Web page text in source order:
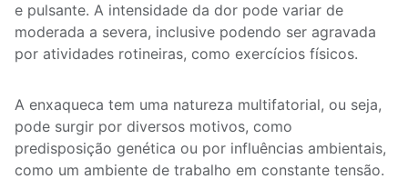
e pulsante. A intensidade da dor pode variar de
moderada a severa, inclusive podendo ser agravada
por atividades rotineiras, como exercícios físicos.
A enxaqueca tem uma natureza multifatorial, ou seja,
pode surgir por diversos motivos, como
predisposição genética ou por influências ambientais,
como um ambiente de trabalho em constante tensão.